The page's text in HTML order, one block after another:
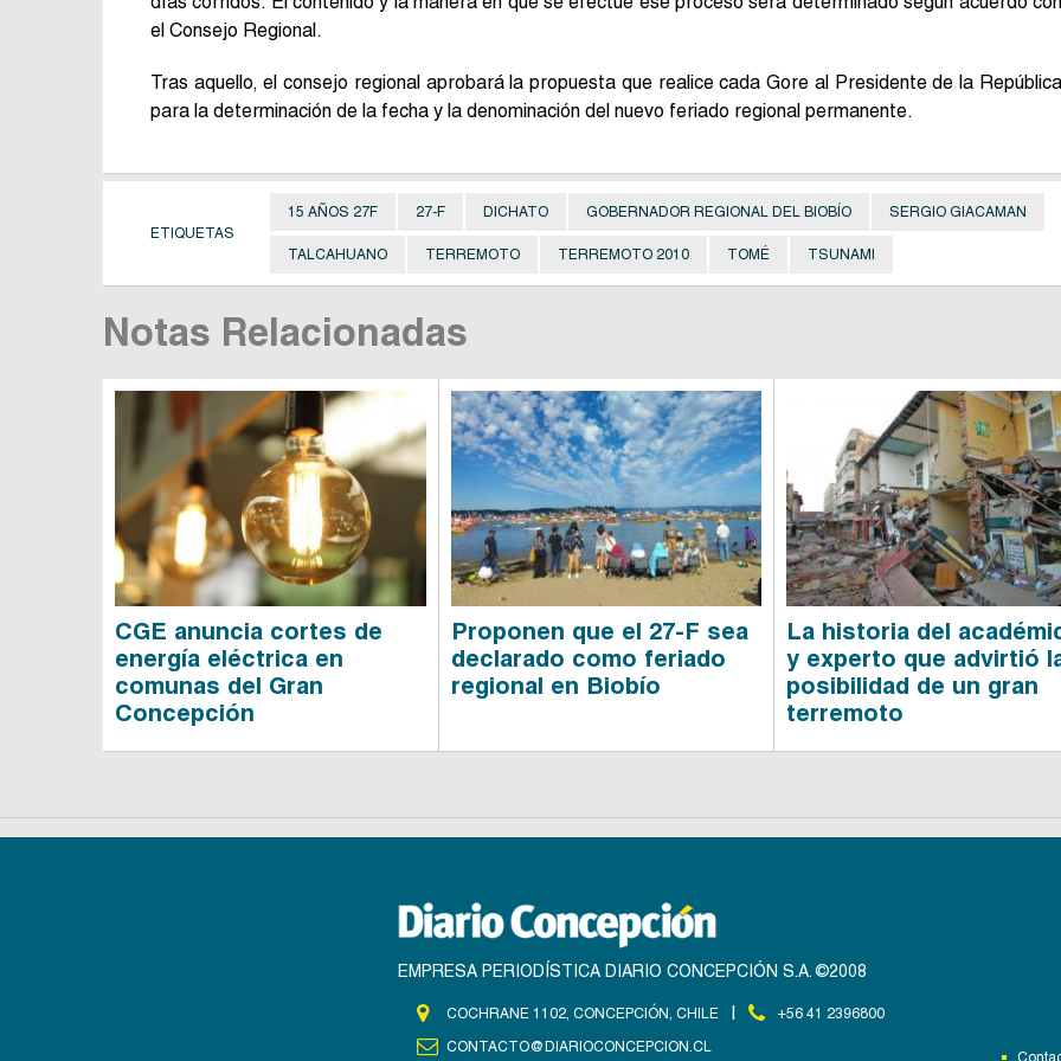
el Consejo Regional.
Tras aquello, el consejo regional aprobará la propuesta que realice cada Gore al Presidente de la República
para la determinación de la fecha y la denominación del nuevo feriado regional permanente.
ETIQUETAS
15 AÑOS 27F 27-F DICHATO GOBERNADOR REGIONAL DEL BIOBÍO SERGIO GIACAMAN
TALCAHUANO TERREMOTO TERREMOTO 2010 TOMÉ TSUNAMI
Notas Relacionadas
CGE anuncia cortes de
energía eléctrica en
comunas del Gran
Concepción
Proponen que el 27-F sea
declarado como feriado
regional en Biobío
La historia del
y experto que advirtió
posibilidad de un gran
terremoto
EMPRESA PERIODÍSTICA DIARIO CONCEPCIÓN S.A. ©2008
COCHRANE 1102, CONCEPCIÓN, CHILE
+56 41 2396800
CONTACTO@DIARIOCONCEPCION.CL